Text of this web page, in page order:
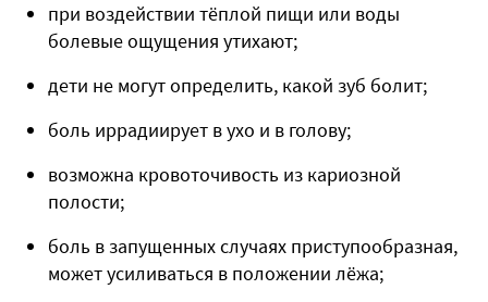
при воздействии тёплой пищи или воды
болевые ощущения утихают;
дети не могут определить, какой зуб болит;
боль иррадиирует в ухо и в голову;
возможна кровоточивость из кариозной
полости;
боль в запущенных случаях приступообразная,
может усиливаться в положении лёжа;